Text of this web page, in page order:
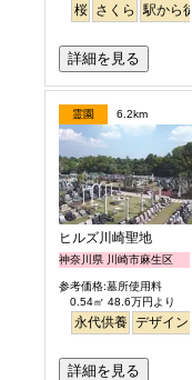
桜 さくら 駅から
詳細を見る
霊園 6.2km
ヒルズ川崎聖地
神奈川県 川崎市麻生区
参考価格:墓所使用料
0.54㎡ 48.6万円より
永代供養 デザイン
詳細を見る